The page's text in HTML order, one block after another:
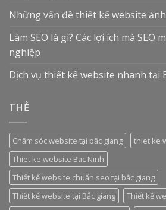
Những vấn đề thiết kế website
Làm SEO là gì? Các lợi ích mà SEO
nghiệp
Dịch vụ thiết kế website nhanh tại
THẺ
Chăm sóc website tại băc giang
thiet ke
Thiet ke website Bac Ninh
Thiết kế website chuẩn seo tại bắc giang
Thiết kế website tại Bắc giang
Thiết kế